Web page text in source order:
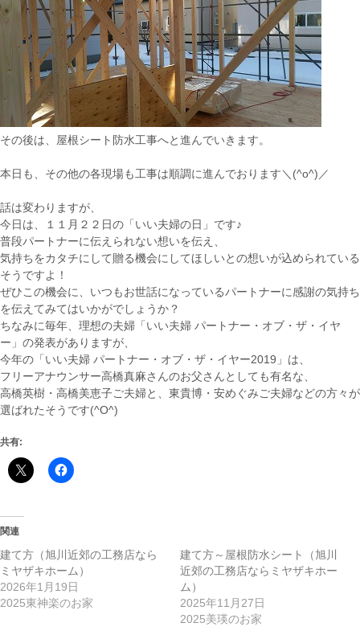
その後は、屋根シート防水工事へと進んでいきます。
本日も、その他の各現場も工事は順調に進んでおります＼(^o^)／
話は変わりますが、
今日は、１１月２２日の「いい夫婦の日」です♪
普段パートナーに伝えられない想いを伝え、
気持ちをカタチにして贈る機会にしてほしいとの想いが込められている
そうですよ！
ぜひこの機会に、いつもお世話になっているパートナーに感謝の気持ち
を伝えてみてはいかがでしょうか？
ちなみに毎年、理想の夫婦「いい夫婦 パートナー・オブ・ザ・イヤ
ー」の発表がありますが、
今年の「いい夫婦 パートナー・オブ・ザ・イヤー2019」は、
フリーアナウンサー高橋真麻さんのお父さんとしても有名な、
高橋英樹・高橋美恵子ご夫婦と、東貴博・安めぐみご夫婦などの方々が
選ばれたそうです(^O^)
共有:
関連
建て方（旭川近郊の工務店なら
ミヤザキホーム）
2026年1月19日
2025東神楽のお家
建て方～屋根防水シート（旭川
近郊の工務店ならミヤザキホー
ム）
2025年11月27日
2025美瑛のお家